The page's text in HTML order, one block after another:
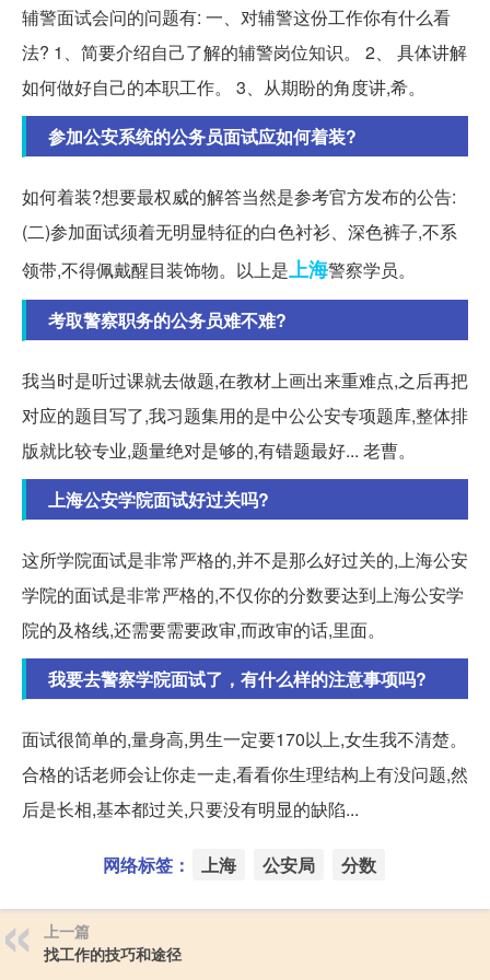
辅警面试会问的问题有: 一、对辅警这份工作你有什么看
法? 1、简要介绍自己了解的辅警岗位知识。 2、 具体讲解
如何做好自己的本职工作。 3、从期盼的角度讲,希。
参加公安系统的公务员面试应如何着装?
如何着装?想要最权威的解答当然是参考官方发布的公告:
(二)参加面试须着无明显特征的白色衬衫、深色裤子,不系
领带,不得佩戴醒目装饰物。以上是上海警察学员。
考取警察职务的公务员难不难?
我当时是听过课就去做题,在教材上画出来重难点,之后再把
对应的题目写了,我习题集用的是中公公安专项题库,整体排
版就比较专业,题量绝对是够的,有错题最好... 老曹。
上海公安学院面试好过关吗?
这所学院面试是非常严格的,并不是那么好过关的,上海公安
学院的面试是非常严格的,不仅你的分数要达到上海公安学
院的及格线,还需要需要政审,而政审的话,里面。
我要去警察学院面试了，有什么样的注意事项吗?
面试很简单的,量身高,男生一定要170以上,女生我不清楚。
合格的话老师会让你走一走,看看你生理结构上有没问题,然
后是长相,基本都过关,只要没有明显的缺陷...
网络标签： 上海 公安局 分数
上一篇
找工作的技巧和途径